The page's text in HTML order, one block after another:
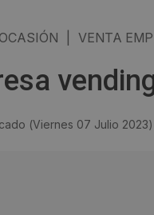
VENTA
(Viernes 07 Julio 2023)